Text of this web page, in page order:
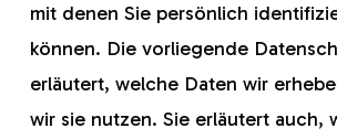
mit denen Sie persönlich
können. Die vorliegende
erläutert, welche Daten wir
wir sie nutzen. Sie erläutert auch,